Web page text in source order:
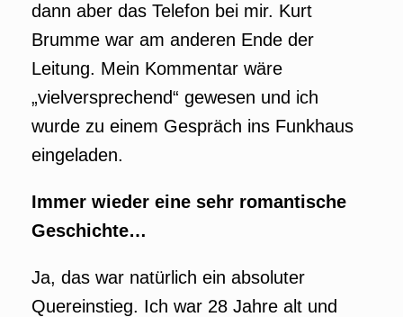
dann aber das Telefon bei mir. Kurt
Brumme war am anderen Ende der
Leitung. Mein Kommentar wäre
„vielversprechend“ gewesen und ich
wurde zu einem Gespräch ins Funkhaus
eingeladen.
Immer wieder eine sehr romantische
Geschichte…
Ja, das war natürlich ein absoluter
Quereinstieg. Ich war 28 Jahre alt und